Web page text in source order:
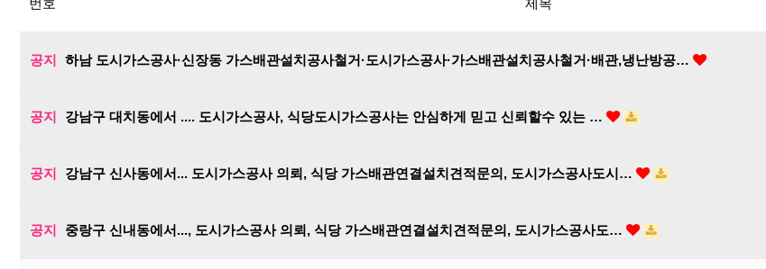
번호 제목
공지 하남 도시가스공사·신장동 가스배관설치공사철거·도시가스공사·가스배관설치공사철거·배관,냉난방공…
공지 강남구 대치동에서 .... 도시가스공사, 식당도시가스공사는 안심하게 믿고 신뢰할수 있는 …
공지 강남구 신사동에서... 도시가스공사 의뢰, 식당 가스배관연결설치견적문의, 도시가스공사도시…
공지 중랑구 신내동에서..., 도시가스공사 의뢰, 식당 가스배관연결설치견적문의, 도시가스공사도…